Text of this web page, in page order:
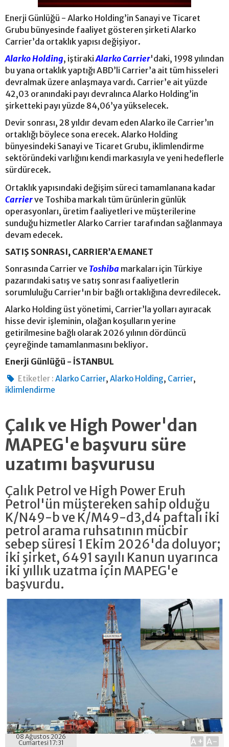
Enerji Günlüğü - Alarko Holding’in Sanayi ve Ticaret
Grubu bünyesinde faaliyet gösteren şirketi Alarko
Carrier’da ortaklık yapısı değişiyor.
Alarko Holding, iştirakiAlarko Carrier'daki, 1998 yılından
bu yana ortaklık yaptığı ABD’li Carrier’a ait tüm hisseleri
devralmak üzere anlaşmaya vardı. Carrier’e ait yüzde
42,03 oranındaki payı devralınca Alarko Holding’in
şirketteki payı yüzde 84,06’ya yükselecek.
Devir sonrası, 28 yıldır devam eden Alarko ile Carrier’ın
ortaklığı böylece sona erecek. Alarko Holding
bünyesindeki Sanayi ve Ticaret Grubu, iklimlendirme
sektöründeki varlığını kendi markasıyla ve yeni hedeflerle
sürdürecek.
Ortaklık yapısındaki değişim süreci tamamlanana kadar
Carrierve Toshiba markalı tüm ürünlerin günlük
operasyonları, üretim faaliyetleri ve müşterilerine
sunduğu hizmetler Alarko Carrier tarafından sağlanmaya
devam edecek.
SATIŞ SONRASI, CARRIER’A EMANET
Sonrasında Carrier ve Toshiba markaları için Türkiye
pazarındaki satış ve satış sonrası faaliyetlerin
sorumluluğu Carrier'ın bir bağlı ortaklığına devredilecek.
Alarko Holding üst yönetimi, Carrier’la yolları ayıracak
hisse devir işleminin, olağan koşulların yerine
getirilmesine bağlı olarak 2026 yılının dördüncü
çeyreğinde tamamlanmasını bekliyor.
Enerji Günlüğü - İSTANBUL
Etiketler : Alarko Carrier,Alarko Holding, Carrier,
iklimlendirme
Çalık ve High Power'dan
MAPEG'e başvuru süre
uzatımı başvurusu
Çalık Petrol ve High Power Eruh
Petrol'ün müştereken sahip olduğu
K/N49-b ve K/M49-d3,d4 paftalı iki
petrol arama ruhsatının mücbir
sebep süresi 1 Ekim 2026'da doluyor;
iki şirket, 6491 sayılı Kanun uyarınca
iki yıllık uzatma için MAPEG'e
başvurdu.
08 Ağustos 2026
Cumartesi 17:31
A+ A-